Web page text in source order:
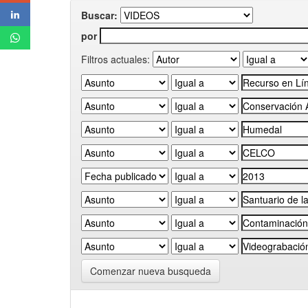
Buscar:
por
Filtros actuales:
Comenzar nueva busqueda